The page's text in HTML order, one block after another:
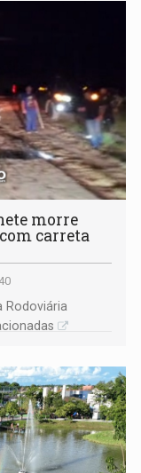
morre
carreta
Rodoviária